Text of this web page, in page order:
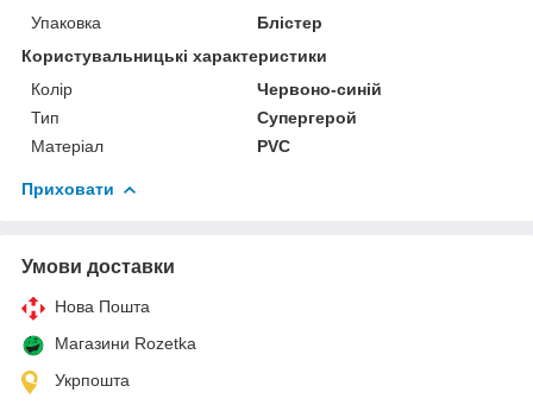
Упаковка
Блістер
Користувальницькі характеристики
Колір
Червоно-синій
Тип
Супергерой
Матеріал
PVC
Приховати
Умови доставки
Нова Пошта
Магазини Rozetka
Укрпошта